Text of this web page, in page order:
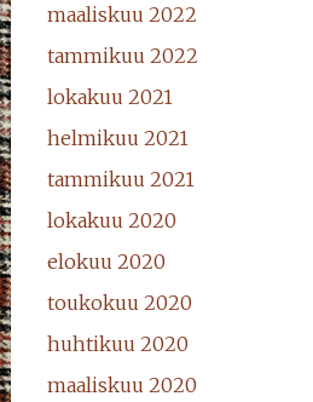
maaliskuu 2022
tammikuu 2022
lokakuu 2021
helmikuu 2021
tammikuu 2021
lokakuu 2020
elokuu 2020
toukokuu 2020
huhtikuu 2020
maaliskuu 2020